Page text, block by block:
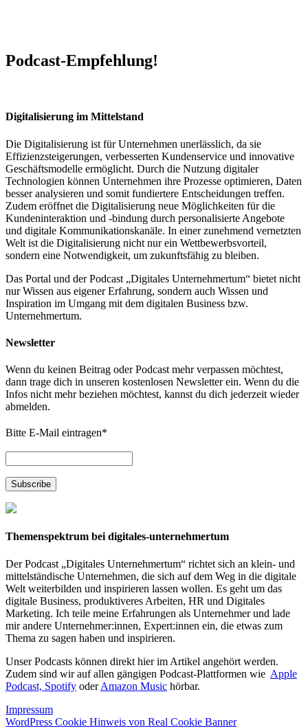
Podcast-Empfehlung!
Digitalisierung im Mittelstand
Die Digitalisierung ist für Unternehmen unerlässlich, da sie
Effizienzsteigerungen, verbesserten Kundenservice und innovative
Geschäftsmodelle ermöglicht. Durch die Nutzung digitaler
Technologien können Unternehmen ihre Prozesse optimieren, Daten
besser analysieren und somit fundiertere Entscheidungen treffen.
Zudem eröffnet die Digitalisierung neue Möglichkeiten für die
Kundeninteraktion und -bindung durch personalisierte Angebote
und digitale Kommunikationskanäle. In einer zunehmend vernetzten
Welt ist die Digitalisierung nicht nur ein Wettbewerbsvorteil,
sondern eine Notwendigkeit, um zukunftsfähig zu bleiben.
Das Portal und der Podcast „Digitales Unternehmertum“ bietet nicht
nur Wissen aus eigener Erfahrung, sondern auch Wissen und
Inspiration im Umgang mit dem digitalen Business bzw.
Unternehmertum.
Newsletter
Wenn du keinen Beitrag oder Podcast mehr verpassen möchtest,
dann trage dich in unseren kostenlosen Newsletter ein. Wenn du die
Infos nicht mehr beziehen möchtest, kannst du dich jederzeit wieder
abmelden.
Bitte E-Mail eintragen*
Themenspektrum bei digitales-unternehmertum
Der Podcast „Digitales Unternehmertum“ richtet sich an klein- und
mittelständische Unternehmen, die sich auf dem Weg in die digitale
Welt weiterbilden und inspirieren lassen wollen. Es geht um das
digitale Business, produktiveres Arbeiten, HR und Digitales
Marketing. Ich teile meine Erfahrungen als Unternehmer und lade
mir andere Unternehmer:innen, Expert:innen ein, die etwas zum
Thema zu sagen haben und inspirieren.
Unser Podcasts können direkt hier im Artikel angehört werden.
Zudem sind wir auf allen gängigen Podcast-Plattformen wie Apple
Podcast, Spotify oderAmazon Music hörbar.
Impressum
WordPress Cookie Hinweis von Real Cookie Banner